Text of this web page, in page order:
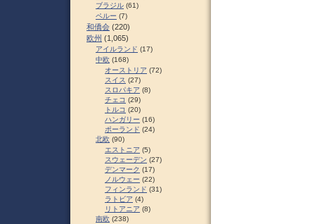
ブラジル (61)
ペルー (7)
和僑会 (220)
欧州 (1,065)
アイルランド (17)
中欧 (168)
オーストリア (72)
スイス (27)
スロパキア (8)
チェコ (29)
トルコ (20)
ハンガリー (16)
ポーランド (24)
北欧 (90)
エストニア (5)
スウェーデン (27)
デンマーク (17)
ノルウェー (22)
フィンランド (31)
ラトビア (4)
リトアニア (8)
南欧 (238)